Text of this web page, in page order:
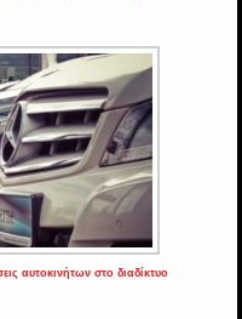
αυτοκινήτων στο διαδίκτυο